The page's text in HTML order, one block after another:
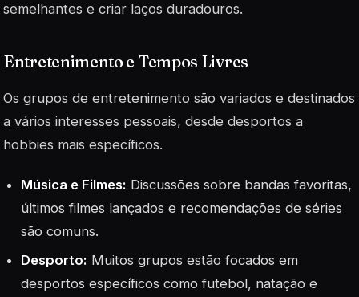
semelhantes e criar laços duradouros.
Entretenimento e Tempos Livres
Os grupos de entretenimento são variados e destinados
a vários interesses pessoais, desde desportos a
hobbies mais específicos.
Música e Filmes: Discussões sobre bandas favoritas,
últimos filmes lançados e recomendações de séries
são comuns.
Desporto: Muitos grupos estão focados em
desportos específicos como futebol, natação e